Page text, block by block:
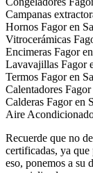
Campanas
Hornos Fagor en
Vitrocerámicas
Encimeras Fagor
Lavavajillas Fagor
Termos Fagor en
Calentadores
Calderas Fagor en
Aire
Recuerde que no
certificadas, ya
eso, ponemos a su